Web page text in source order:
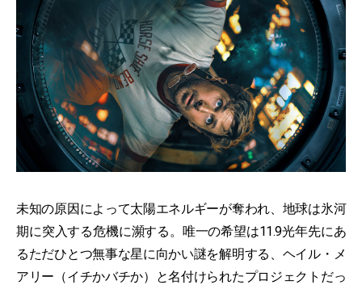
未知の原因によって太陽エネルギーが奪われ、地球は氷河
期に突入する危機に瀕する。唯一の希望は11.9光年先にあ
るただひとつ無事な星に向かい謎を解明する、ヘイル・メ
アリー（イチかバチか）と名付けられたプロジェクトだっ